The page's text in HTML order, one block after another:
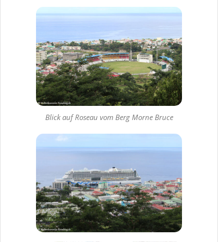
Blick auf Roseau vom Berg Morne Bruce